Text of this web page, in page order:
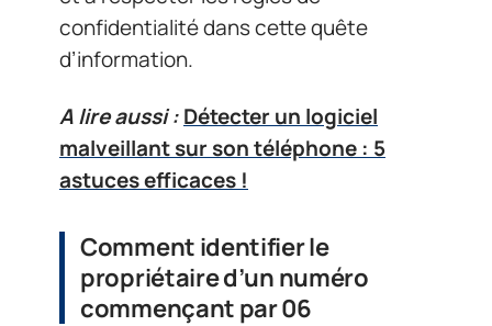
confidentialité dans cette quête
d’information.
A lire aussi :Détecter un logiciel
malveillant sur son téléphone : 5
astuces efficaces !
Comment identifier le
propriétaire d’un numéro
commençant par 06